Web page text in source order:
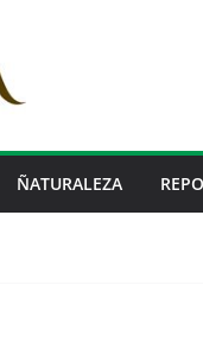
ÑATURALEZA